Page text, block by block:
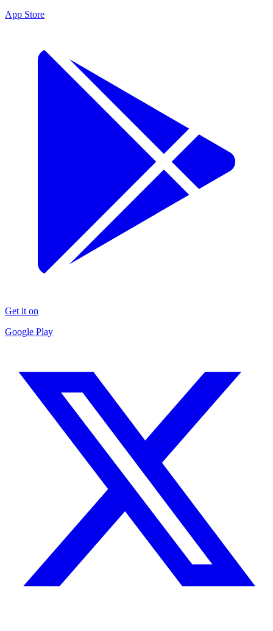
App Store
Get it on
Google Play